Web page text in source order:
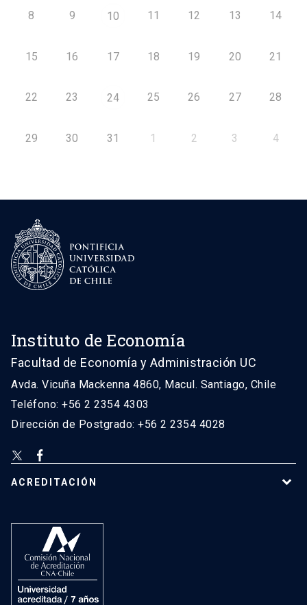
8 9 10 11 12 13 14
15 16 17 18 19 20 21
22 23 24 25 26 27 28
29 30 31 1 2 3 4
Instituto de Economía
Facultad de Economía y Administración UC
Avda. Vicuña Mackenna 4860, Macul. Santiago, Chile
Teléfono: +56 2 2354 4303
Dirección de Postgrado: +56 2 2354 4028
ACREDITACIÓN